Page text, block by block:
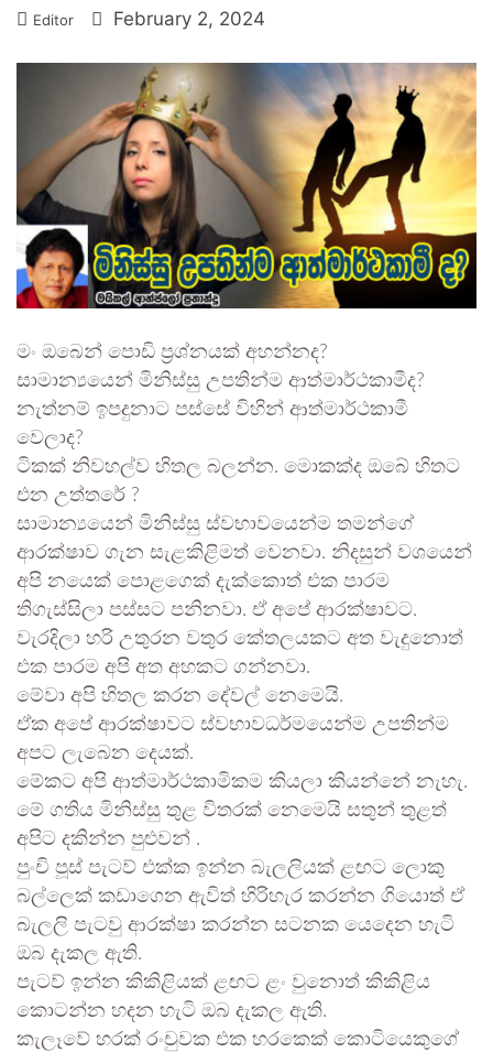
Editor February 2, 2024
මං ඔබෙන් පොඩි ප්‍රශ්නයක් අහන්නද?
සාමාන්‍යයෙන් මිනිස්සු උපතින්ම ආත්මාර්ථකාමීද?
නැත්නම් ඉපදුනාට පස්සේ විහින් ආත්මාර්ථකාමී
වෙලාද?
ටිකක් නිවහල්ව හිතල බලන්න. මොකක්ද ඔබේ හිතට
එන උත්තරේ ?
සාමාන්‍යයෙන් මිනිස්සු ස්වභාවයෙන්ම තමන්ගේ
ආරක්ෂාව ගැන සැළකිළිමත් වෙනවා. නිදසුන් වශයෙන්
අපි නයෙක් පොළගෙක් දැක්කොත් එක පාරම
තිගැස්සිලා පස්සට පනිනවා. ඒ අපේ ආරක්ෂාවට.
වැරදිලා හරි උතුරන වතුර කේතලයකට අත වැදුනොත්
එක පාරම අපි අත අහකට ගන්නවා.
මේවා අපි හිතල කරන දේවල් නෙමෙයි.
ඒක අපේ ආරක්ෂාවට ස්වභාවධර්මයෙන්ම උපතින්ම
අපට ලැබෙන දෙයක්.
මේකට අපි ආත්මාර්ථකාමිකම කියලා කියන්නේ නැහැ.
මේ ගතිය මිනිස්සු තුළ විතරක් නෙමෙයි සතුන් තුළත්
අපිට දකින්න පුළුවන් .
පුංචි පූස් පැටව් එක්ක ඉන්න බැලලියක් ළඟට ලොකු
බල්ලෙක් කඩාගෙන ඇවිත් හිරිහැර කරන්න ගියොත් ඒ
බැලලි පැටවු ආරක්ෂා කරන්න සටනක යෙදෙන හැටි
ඔබ දැකල ඇති.
පැටව් ඉන්න කිකිළියක් ළඟට ළං වුනොත් කිකිළිය
කොටන්න හදන හැටි ඔබ දැකල ඇති.
කැලෑවේ හරක් රංචුවක එක හරකෙක් කොටියෙකුගේ